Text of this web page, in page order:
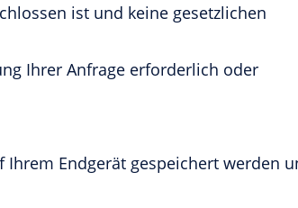
ist und keine gesetzlichen
Ihrer Anfrage erforderlich oder
Ihrem Endgerät gespeichert werden